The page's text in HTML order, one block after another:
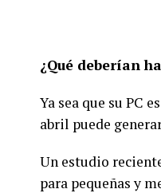
¿Qué deberían
Ya sea que su PC
abril puede
Un estudio
para pequeñas y